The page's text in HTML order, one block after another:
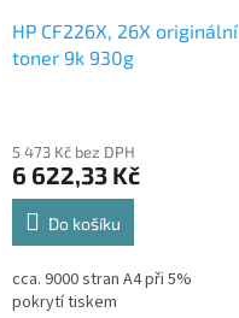
HP CF226X, 26X originální
toner 9k 930g
5 473 Kč bez DPH
6 622,33 Kč
Do košíku
cca. 9000 stran A4 při 5%
pokrytí tiskem